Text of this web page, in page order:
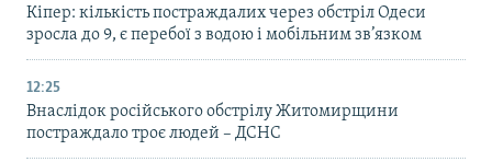
Кіпер: кількість постраждалих через обстріл Одеси
зросла до 9, є перебої з водою і мобільним зв’язком
12:25
Внаслідок російського обстрілу Житомирщини
постраждало троє людей – ДСНС